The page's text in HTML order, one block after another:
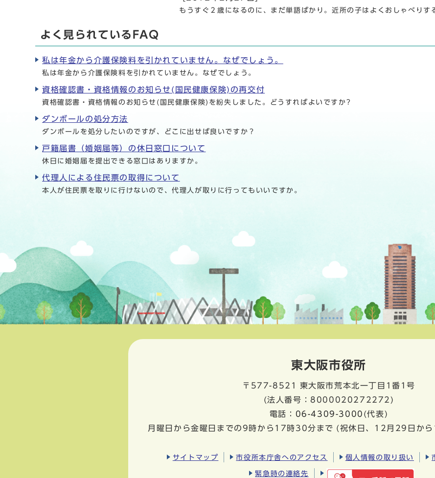
もうすぐ２歳になるのに、まだ単語ばかり。近所の子はよくおしゃべりす
よく見られているFAQ
私は年金から介護保険料を引かれていません。なぜでしょう。
私は年金から介護保険料を引かれていません。なぜでしょう。
資格確認書・資格情報のお知らせ(国民健康保険)の再交付
資格確認書・資格情報のお知らせ(国民健康保険)を紛失しました。どうすればよいですか?
ダンボールの処分方法
ダンボールを処分したいのですが、どこに出せば良いですか？
戸籍届書（婚姻届等）の休日窓口について
休日に婚姻届を提出できる窓口はありますか。
代理人による住民票の取得について
本人が住民票を取りに行けないので、代理人が取りに行ってもいいですか。
東大阪市役所
〒577-8521
東大阪市荒本北一丁目1番1号
(法人番号：8000020272272)
電話： 06-4309-3000 (代表)
月曜日から金曜日までの9時から17時30分まで (祝休日、12月29日か
サイトマップ 市役所本庁舎へのアクセス 個人情報の取り扱い
緊急時の連絡先